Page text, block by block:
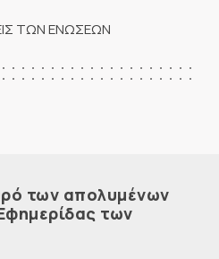
ΤΩΝ ΕΝΩΣΕΩΝ
των απολυμένων
των